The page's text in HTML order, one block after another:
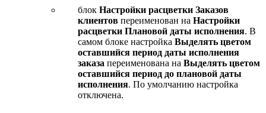
блок Настройки расцветки Заказов
клиентов переименован на Настройки
расцветки Плановой даты исполнения. В
самом блоке настройка Выделять цветом
оставшийся период даты исполнения
заказа переименована на Выделять цветом
оставшийся период до плановой даты
исполнения. По умолчанию настройка
отключена.